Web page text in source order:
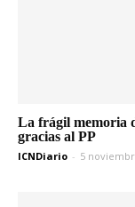
La frágil memoria
gracias al PP
ICNDiario - 5